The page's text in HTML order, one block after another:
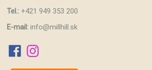
Tel.: +421 949 353 200
E-mail: info@millhill.sk
fab fa-facebook